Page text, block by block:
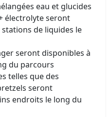
eau et glucides
électrolyte seront
de liquides le
seront disponibles à
du parcours
telles que des
seront
endroits le long du